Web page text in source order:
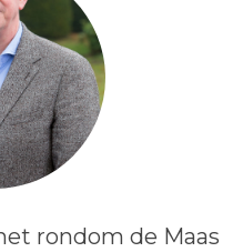
rondom de Maas